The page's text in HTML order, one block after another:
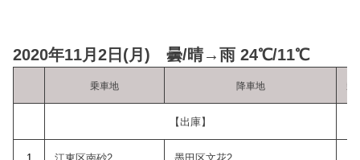
2020年11月2日(月) 曇/晴→雨 24℃/11℃
乗車地 降車地 乗
【出庫】